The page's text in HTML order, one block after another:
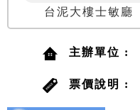
台泥大樓士敏廳
主辦單位 :
票價說明 :